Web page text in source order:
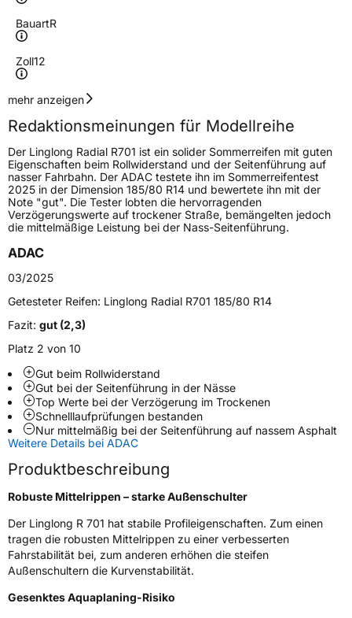
BauartR
Zoll12
Geschwindigkeitsindex
Höchstgeschwindigkeit
140 km/h
Lastindex104/102
Höchstlast 900/850 kg
Gewicht (in kg)8,471 kg
Generelle Merkmale
Fahrzeugtyp
VerwendungSommerreifen
ModellnameR 701
FahrzeugartTransporter
Weitere Eigenschaften
SchlauchtypTL
C-ReifenJa
EU Label
EffizienzD
mehr anzeigen
Redaktionsmeinungen für Modellreihe
Der Linglong Radial R701 ist ein solider Sommerreifen mit guten
Eigenschaften beim Rollwiderstand und der Seitenführung auf
nasser Fahrbahn. Der ADAC testete ihn im Sommerreifentest
2025 in der Dimension 185/80 R14 und bewertete ihn mit der
Note "gut". Die Tester lobten die hervorragenden
Verzögerungswerte auf trockener Straße, bemängelten jedoch
die mittelmäßige Leistung bei der Nass-Seitenführung.
ADAC
03/2025
Getesteter Reifen: Linglong Radial R701 185/80 R14
Fazit: gut (2,3)
Platz 2 von 10
Gut beim Rollwiderstand
Gut bei der Seitenführung in der Nässe
Top Werte bei der Verzögerung im Trockenen
Schnelllaufprüfungen bestanden
Nur mittelmäßig bei der Seitenführung auf nassem Asphalt
Weitere Details bei ADAC
Produktbeschreibung
Robuste Mittelrippen – starke Außenschulter
Der Linglong R 701 hat stabile Profileigenschaften. Zum einen
tragen die robusten Mittelrippen zu einer verbesserten
Fahrstabilität bei, zum anderen erhöhen die steifen
Außenschultern die Kurvenstabilität.
Gesenktes Aquaplaning-Risiko